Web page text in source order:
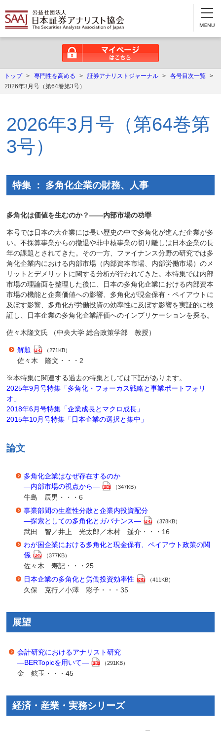
トップ > 専門性を高める > 証券アナリストジャーナル > 各号目次一覧 >
2026年3月号（第64巻第3号）
2026年3月号（第64巻第
3号）
特集 ： 多角化企業の財務、人事
多角化は価値を生むのか？――内部市場の功罪
本号では日本の大企業には長い歴史の中で多角化が進んだ企業が多
い。不採算事業からの撤退や非中核事業の切り離しは日本企業の長
年の課題とされてきた。その一方、ファイナンス分野の研究では多
角化企業内における内部市場（内部資本市場、内部労働市場）のメ
リットとデメリットに関する分析が行われてきた。本特集では内部
市場の理論面を整理した後に、日本の多角化企業における内部資本
市場の機能と企業価値への影響、多角化が現金保有・ペイアウトに
及ぼす影響、多角化が労働投資の効率性に及ぼす影響を実証的に検
証し、日本企業の多角化企業評価へのインプリケーションを探る。
佐々木隆文氏 （中央大学 総合政策学部 教授）
解題 （271KB）
佐々木 隆文・・・2
※本特集に関連する過去の特集としては下記があります。
2025年9月号特集「多角化・フォーカス戦略と事業ポートフォリ
オ」
2018年6月号特集「企業成長とマクロ成長」
2015年10月号特集「日本企業の選択と集中」
論文
多角化企業はなぜ存在するのか
―内部市場の視点から―
（347KB）
牛島 辰男・・・6
事業部間の生産性分散と企業内投資配分
―探索としての多角化とガバナンス―
（378KB）
武田 智／井上 光太郎／木村 遥介・・・16
わが国企業における多角化と現金保有、ペイアウト政策の関
係
（377KB）
佐々木 寿記・・・25
日本企業の多角化と労働投資効率性
（411KB）
久保 克行／小澤 彩子・・・35
展望
会計研究におけるアナリスト研究
―BERTopicを用いて―
（291KB）
金 鉉玉・・・45
経済・産業・実務シリーズ